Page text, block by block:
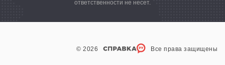
ответственности не несет.
© 2026 Все права защищены